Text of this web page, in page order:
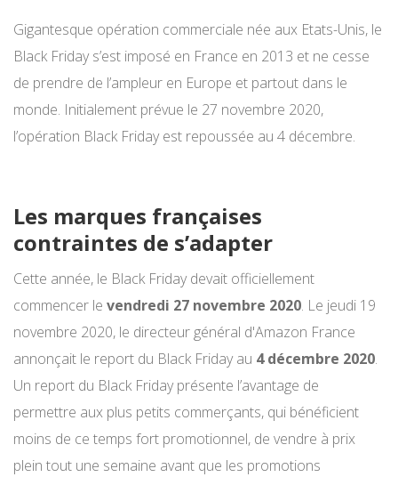
Gigantesque opération commerciale née aux Etats-Unis, le
Black Friday s’est imposé en France en 2013 et ne cesse
de prendre de l’ampleur en Europe et partout dans le
monde. Initialement prévue le 27 novembre 2020,
l’opération Black Friday est repoussée au 4 décembre.
Les marques françaises
contraintes de s’adapter
Cette année, le Black Friday devait officiellement
commencer le vendredi 27 novembre 2020. Le jeudi 19
novembre 2020, le directeur général d'Amazon France
annonçait le report du Black Friday au 4 décembre 2020.
Un report du Black Friday présente l’avantage de
permettre aux plus petits commerçants, qui bénéficient
moins de ce temps fort promotionnel, de vendre à prix
plein tout une semaine avant que les promotions